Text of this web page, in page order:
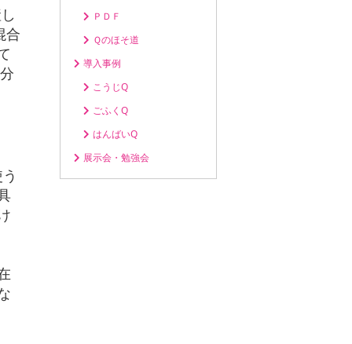
合
ＰＤＦ
Ｑのほそ道
導入事例
こうじQ
ごふくQ
はんばいQ
展示会・勉強会